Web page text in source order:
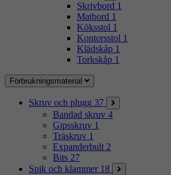
Skrivbord 1
Matbord 1
Köksstol 1
Kontorsstol 1
Klädskåp 1
Torkskåp 1
Förbrukningsmaterial
Skruv och plugg 37
Bandad skruv 4
Gipsskruv 1
Träskruv 1
Expanderbult 2
Bits 27
Spik och klammer 18